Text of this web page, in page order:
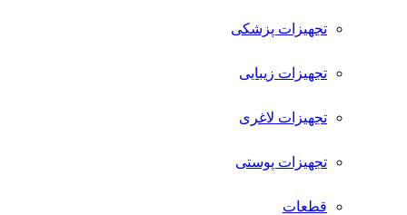
تجهیزات پزشکی
تجهیزات زیبایی
تجهیزات لاغری
تجهیزات پوستی
قطعات